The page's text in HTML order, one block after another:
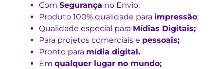
Com Segurança no Envio;
Produto 100% qualidade para impressão;
Qualidade especial para Mídias Digitais;
Para projetos comerciais e pessoais;
Pronto para mídia digital.
Em qualquer lugar no mundo;